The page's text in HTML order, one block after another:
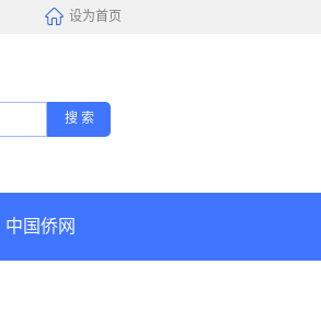
设为首页
搜 索
中国侨网